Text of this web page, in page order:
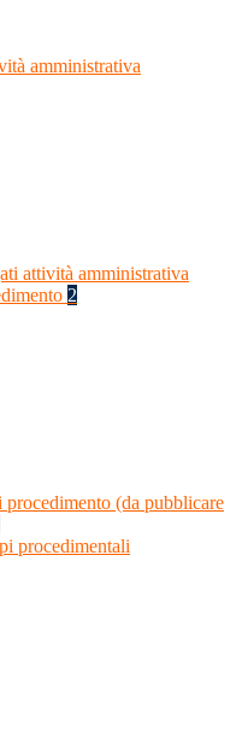
amministrativa
attività amministrativa
2
(da pubblicare
procedimentali